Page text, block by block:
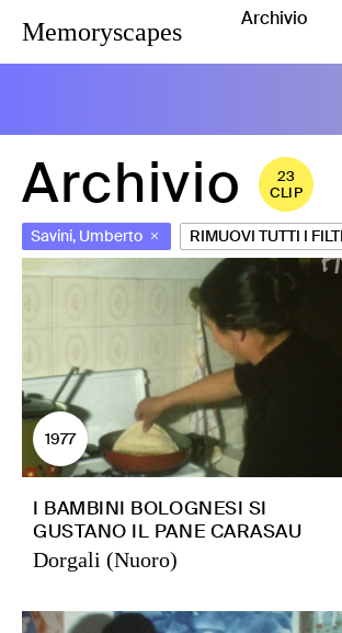
Memoryscapes Archivio
Archivio
23
CLIP
Savini, Umberto RIMUOVI TUTTI I
1977
I BAMBINI BOLOGNESI SI
GUSTANO IL PANE CARASAU
Dorgali (Nuoro)